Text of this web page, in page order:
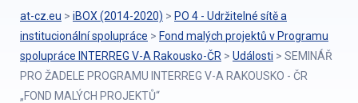
at-cz.eu > iBOX (2014-2020) > PO 4 - Udržitelné sítě a
institucionální spolupráce > Fond malých projektů v Programu
spolupráce INTERREG V-A Rakousko-ČR > Události > SEMINÁŘ
PRO ŽADELE PROGRAMU INTERREG V-A RAKOUSKO - ČR
„FOND MALÝCH PROJEKTŮ“